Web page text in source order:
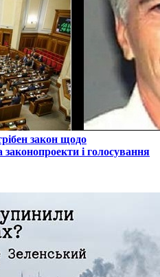
закон щодо
законопроекти і голосування